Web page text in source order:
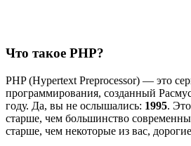
Что такое PHP?
PHP (Hypertext Preprocessor) — это
программирования, созданный
году. Да, вы не ослышались: 1995.
старше, чем большинство
старше, чем некоторые из вас,